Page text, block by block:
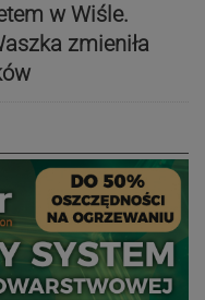
w Wiśle.
zmieniła